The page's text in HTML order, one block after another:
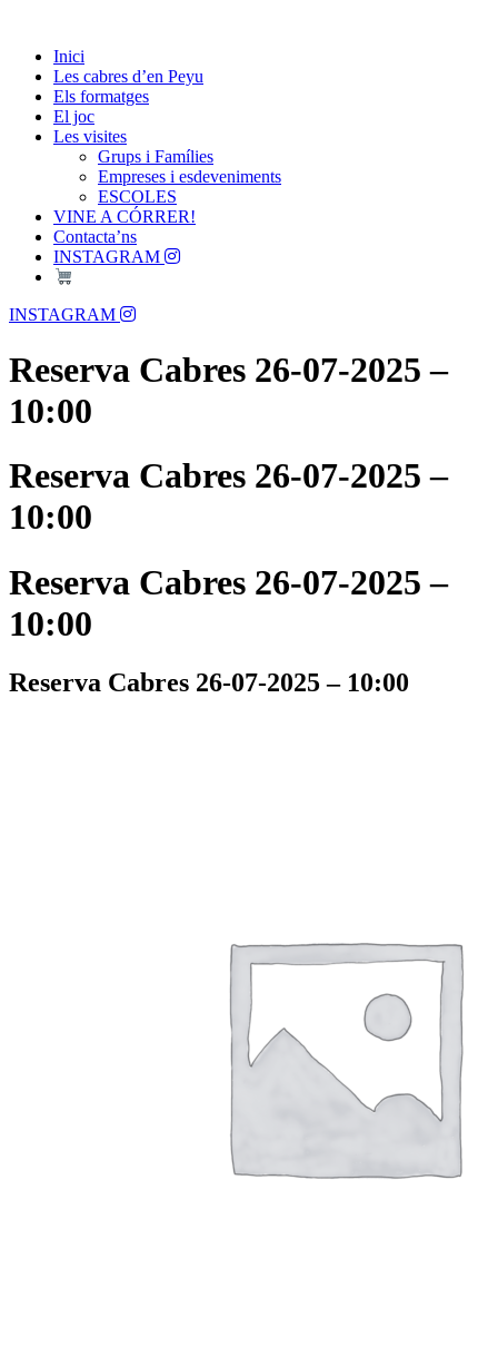
content
Les Cabres d'en Peyu
Inici
Les cabres d’en Peyu
Els formatges
El joc
Les visites
Grups i Famílies
Empreses i esdeveniments
ESCOLES
VINE A CÓRRER!
Contacta’ns
INSTAGRAM
Menu
INSTAGRAM
Reserva Cabres 26-07-2025 –
10:00
Reserva Cabres 26-07-2025 –
10:00
Reserva Cabres 26-07-2025 –
10:00
Reserva Cabres 26-07-2025 – 10:00